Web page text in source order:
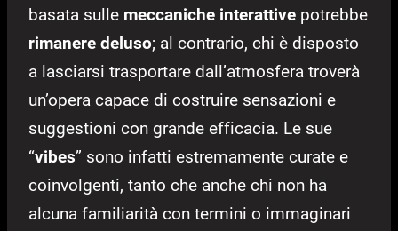
basata sulle meccaniche interattive potrebbe
rimanere deluso; al contrario, chi è disposto
a lasciarsi trasportare dall’atmosfera troverà
un’opera capace di costruire sensazioni e
suggestioni con grande efficacia. Le sue
“vibes” sono infatti estremamente curate e
coinvolgenti, tanto che anche chi non ha
alcuna familiarità con termini o immaginari